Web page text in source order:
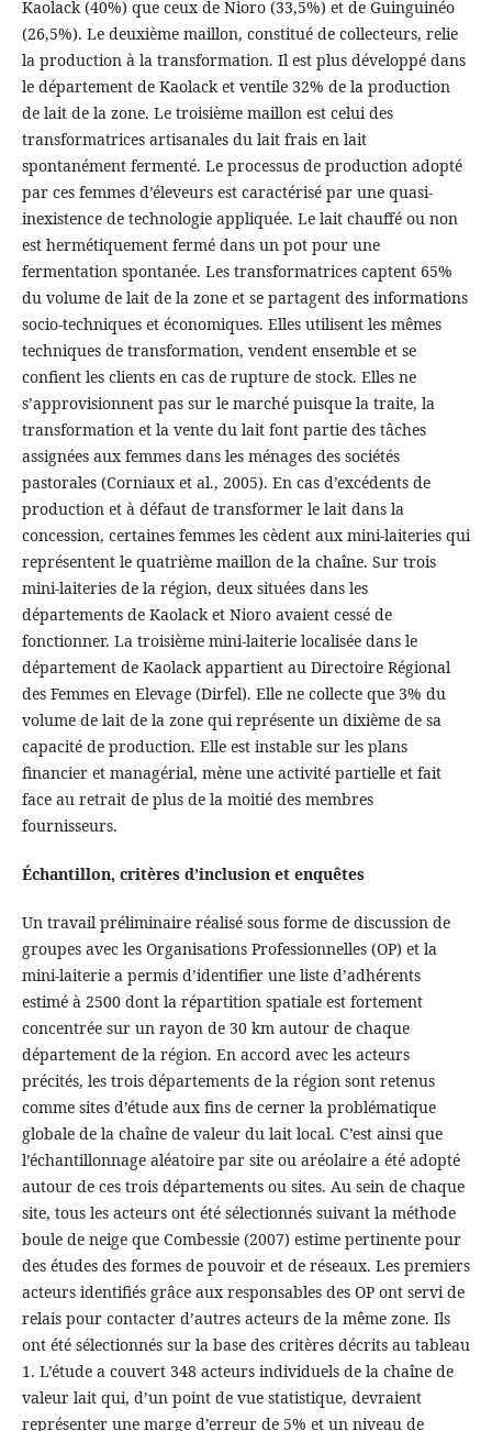
Kaolack (40%) que ceux de Nioro (33,5%) et de Guinguinéo
(26,5%). Le deuxième maillon, constitué de collecteurs, relie
la production à la transformation. Il est plus développé dans
le département de Kaolack et ventile 32% de la production
de lait de la zone. Le troisième maillon est celui des
transformatrices artisanales du lait frais en lait
spontanément fermenté. Le processus de production adopté
par ces femmes d’éleveurs est caractérisé par une quasi-
inexistence de technologie appliquée. Le lait chauffé ou non
est hermétiquement fermé dans un pot pour une
fermentation spontanée. Les transformatrices captent 65%
du volume de lait de la zone et se partagent des informations
socio-techniques et économiques. Elles utilisent les mêmes
techniques de transformation, vendent ensemble et se
confient les clients en cas de rupture de stock. Elles ne
s’approvisionnent pas sur le marché puisque la traite, la
transformation et la vente du lait font partie des tâches
assignées aux femmes dans les ménages des sociétés
pastorales (Corniaux et al., 2005). En cas d’excédents de
production et à défaut de transformer le lait dans la
concession, certaines femmes les cèdent aux mini-laiteries qui
représentent le quatrième maillon de la chaîne. Sur trois
mini-laiteries de la région, deux situées dans les
départements de Kaolack et Nioro avaient cessé de
fonctionner. La troisième mini-laiterie localisée dans le
département de Kaolack appartient au Directoire Régional
des Femmes en Elevage (Dirfel). Elle ne collecte que 3% du
volume de lait de la zone qui représente un dixième de sa
capacité de production. Elle est instable sur les plans
financier et managérial, mène une activité partielle et fait
face au retrait de plus de la moitié des membres
fournisseurs.
Échantillon, critères d’inclusion et enquêtes
Un travail préliminaire réalisé sous forme de discussion de
groupes avec les Organisations Professionnelles (OP) et la
mini-laiterie a permis d’identifier une liste d’adhérents
estimé à 2500 dont la répartition spatiale est fortement
concentrée sur un rayon de 30 km autour de chaque
département de la région. En accord avec les acteurs
précités, les trois départements de la région sont retenus
comme sites d’étude aux fins de cerner la problématique
globale de la chaîne de valeur du lait local. C’est ainsi que
l’échantillonnage aléatoire par site ou aréolaire a été adopté
autour de ces trois départements ou sites. Au sein de chaque
site, tous les acteurs ont été sélectionnés suivant la méthode
boule de neige que Combessie (2007) estime pertinente pour
des études des formes de pouvoir et de réseaux. Les premiers
acteurs identifiés grâce aux responsables des OP ont servi de
relais pour contacter d’autres acteurs de la même zone. Ils
ont été sélectionnés sur la base des critères décrits au tableau
1. L’étude a couvert 348 acteurs individuels de la chaîne de
valeur lait qui, d’un point de vue statistique, devraient
représenter une marge d’erreur de 5% et un niveau de